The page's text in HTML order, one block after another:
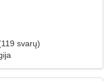
svarų)